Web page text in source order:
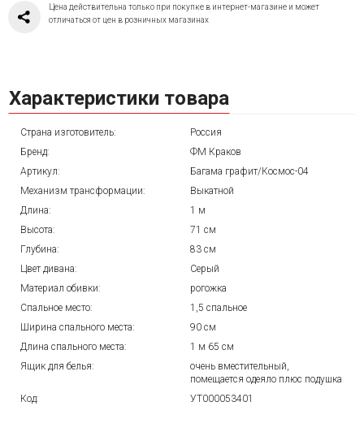
Цена действительна только при покупке в интернет-магазине и может
отличаться от цен в розничных магазинах
Характеристики товара
Страна изготовитель:
Россия
Бренд:
ФМ Краков
Артикул:
Багама графит/Космос-04
Механизм трансформации:
Выкатной
Длина:
1 м
Высота:
71 см
Глубина:
83 см
Цвет дивана:
Серый
Материал обивки:
рогожка
Спальное место:
1,5 спальное
Ширина спального места:
90 см
Длина спального места:
1 м 65 см
Ящик для белья:
очень вместительный,
помещается одеяло плюс подушка
Код:
УТ000053401